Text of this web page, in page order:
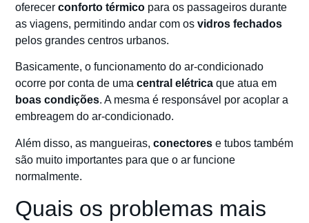
oferecerconforto térmico para os passageiros durante
as viagens, permitindo andar com osvidros fechados
pelos grandes centros urbanos.
Basicamente, o funcionamento do ar-condicionado
ocorre por conta de umacentral elétrica que atua em
boas condições. A mesma é responsável por acoplar a
embreagem do ar-condicionado.
Além disso, as mangueiras,conectorese tubos também
são muito importantes para que o ar funcione
normalmente.
Quais os problemas mais